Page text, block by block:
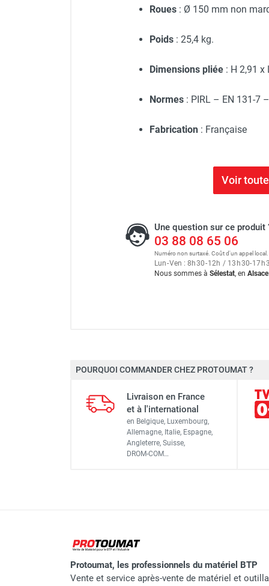
Roues : Ø 150 mm non
Poids : 25,4 kg.
Dimensions pliée : H 2,91 x
Normes : PIRL – EN 131-7
Fabrication : Française
Voir
Une question sur ce produit
03 88 08 65 06
Numéro non surtaxé. Coût d'un appel local.
Lun-Ven : 8h30-12h / 13h30-17h
Nous sommes à Sélestat, en Alsace
Charge utile
Hauteur plancher
Hauteur travail
Poids
Référence fournisseur
Nom du modèle
Plate-forme individuelle
Plate-forme individuelle
POURQUOI COMMANDER CHEZ PROTOUMAT ?
Livraison en France
et à l'international
en Belgique, Luxembourg,
Allemagne, Italie, Espagne,
Angleterre, Suisse,
DROM-COM…
Protoumat, les professionnels du matériel BTP
Vente et service après-vente de matériel et